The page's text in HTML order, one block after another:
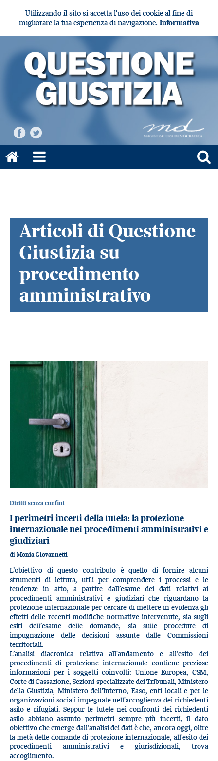
Utilizzando il sito si accetta l'uso dei cookie al fine di
migliorare la tua esperienza di navigazione. Informativa
Articoli di Questione
Giustizia su
procedimento
amministrativo
Diritti senza confini
I perimetri incerti della tutela: la protezione
internazionale nei procedimenti amministrativi e
giudiziari
di Monia Giovannetti
L’obiettivo di questo contributo è quello di fornire alcuni
strumenti di lettura, utili per comprendere i processi e le
tendenze in atto, a partire dall’esame dei dati relativi ai
procedimenti amministrativi e giudiziari che riguardano la
protezione internazionale per cercare di mettere in evidenza gli
effetti delle recenti modifiche normative intervenute, sia sugli
esiti dell’esame delle domande, sia sulle procedure di
impugnazione delle decisioni assunte dalle Commissioni
territoriali.
L’analisi diacronica relativa all'andamento e all’esito dei
procedimenti di protezione internazionale contiene preziose
informazioni per i soggetti coinvolti: Unione Europea, CSM,
Corte di Cassazione, Sezioni specializzate dei Tribunali, Ministero
della Giustizia, Ministero dell'Interno, Easo, enti locali e per le
organizzazioni sociali impegnate nell'accoglienza dei richiedenti
asilo e rifugiati. Seppur le tutele nei confronti dei richiedenti
asilo abbiano assunto perimetri sempre più incerti, il dato
obiettivo che emerge dall’analisi dei dati è che, ancora oggi, oltre
la metà delle domande di protezione internazionale, all'esito dei
procedimenti amministrativi e giurisdizionali, trova
accoglimento.